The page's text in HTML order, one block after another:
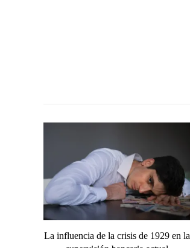
La influencia de la crisis de 1929 en la